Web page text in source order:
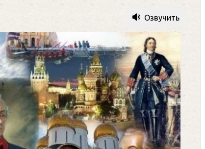
Озвучить